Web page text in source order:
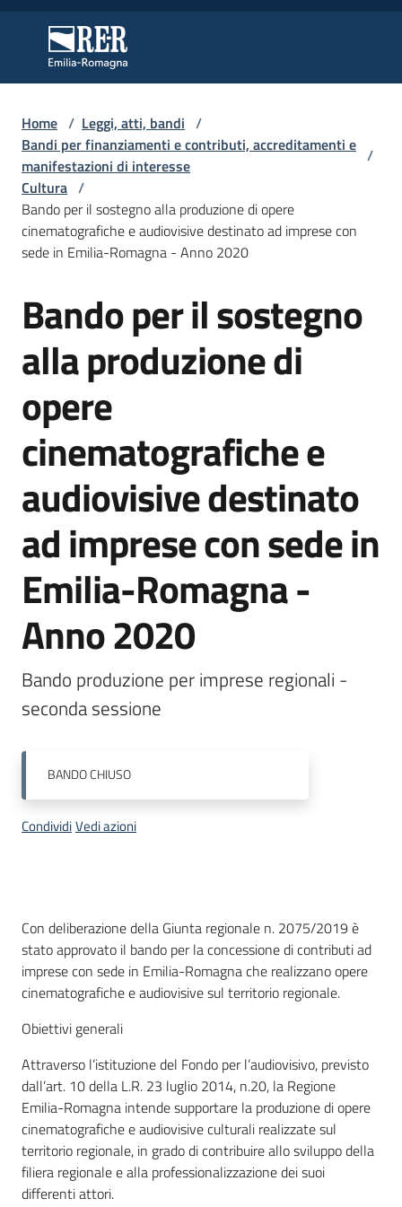
Regione Emilia-Romagna
Regione Emilia-Romagna
Regione
Novità
Leggi
Atti
Bandi
Argomenti
Campagne
di
comunicazione
Seguici
su
Home / Leggi, atti, bandi /
Bandi per finanziamenti e contributi, accreditamenti e
manifestazioni di interesse
/
Cultura /
Bando per il sostegno alla produzione di opere
cinematografiche e audiovisive destinato ad imprese con
sede in Emilia-Romagna - Anno 2020
Salta al contenuto
Bando per il sostegno
alla produzione di
opere
cinematografiche e
audiovisive destinato
ad imprese con sede in
Emilia-Romagna -
Anno 2020
Bando produzione per imprese regionali -
seconda sessione
BANDOCHIUSO
CondividiVedi azioni
Descrizione
Con deliberazione della Giunta regionale n. 2075/2019 è
stato approvato il bando per la concessione di contributi ad
imprese con sede in Emilia-Romagna che realizzano opere
cinematografiche e audiovisive sul territorio regionale.
Obiettivi generali
Attraverso l’istituzione del Fondo per l’audiovisivo, previsto
dall’art. 10 della L.R. 23 luglio 2014, n.20, la Regione
Emilia-Romagna intende supportare la produzione di opere
cinematografiche e audiovisive culturali realizzate sul
territorio regionale, in grado di contribuire allo sviluppo della
filiera regionale e alla professionalizzazione dei suoi
differenti attori.